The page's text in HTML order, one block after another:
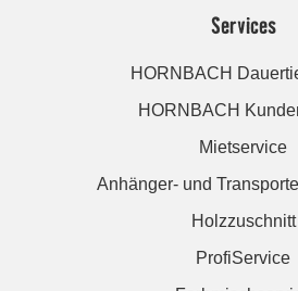
Services
HORNBACH
HORNBACH
Mietservice
Anhänger- und
Holzzuschnitt
ProfiService